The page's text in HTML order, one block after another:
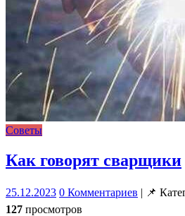
Советы
Как говорят сварщики
25.12.2023 0 Комментариев | 📌
127 просмотров